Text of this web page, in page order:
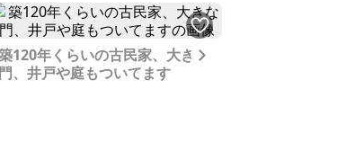
120年くらいの古民家、大きな
門、井戸や庭もついてます